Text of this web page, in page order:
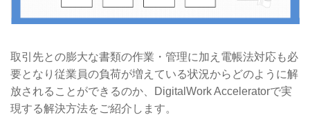
取引先との膨大な書類の作業・管理に加え電帳法対応も必
要となり従業員の負荷が増えている状況からどのように解
放されることができるのか、DigitalWork Acceleratorで実
現する解決方法をご紹介します。